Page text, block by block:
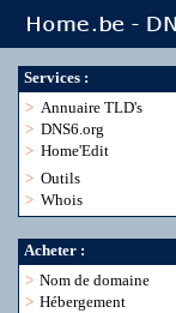
Services :
> Annuaire TLD's
> DNS6.org
> Home'Edit
> Outils
> Whois
Acheter :
> Nom de domaine
> Hébergement